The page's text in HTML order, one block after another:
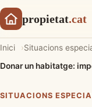
propietat.cat
Inici
Situacions
Donar un habitatge:
SITUACIONS